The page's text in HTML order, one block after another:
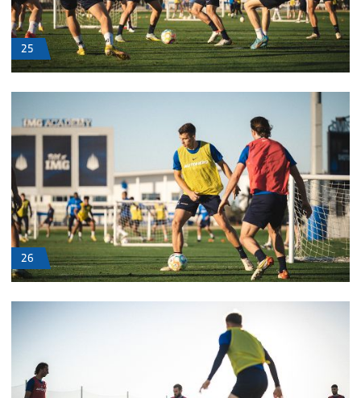
25
26